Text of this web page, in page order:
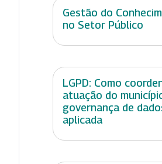
Gestão do
no Setor Público
LGPD: Como
atuação do
governança de
aplicada